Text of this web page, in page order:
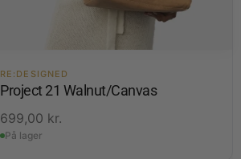
RE:DESIGNED
Project 21 Walnut/Canvas
699,00 kr.
På lager